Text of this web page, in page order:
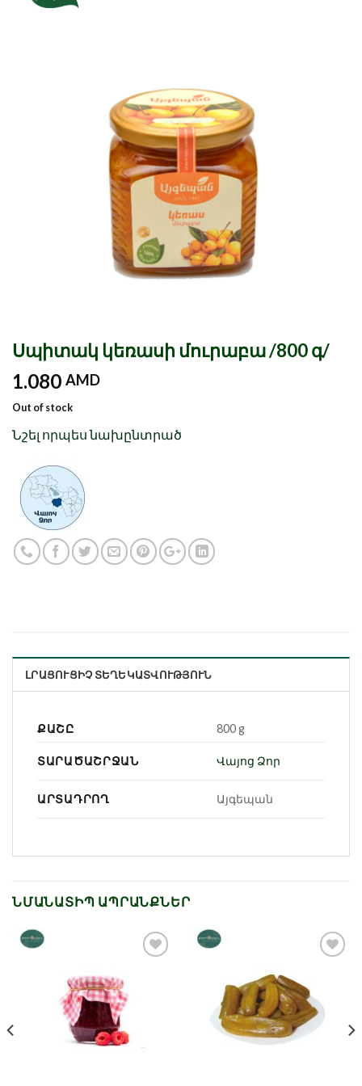
Սպիտակ կեռասի մուրաբա /800 գ/
1.080 AMD
Out of stock
Նշել որպես նախընտրած
ԼՐԱՑՈՒՑԻՉ ՏԵՂԵԿԱՏՎՈՒԹՅՈՒՆ
ՔԱՇԸ 800 g
ՏԱՐԱԾԱՇՐՋԱՆ Վայոց Ձոր
ԱՐՏԱԴՐՈՂ Այգեպան
ՆՄԱՆԱՏԻՊ ԱՊՐԱՆՔՆԵՐ
նախընտրած
նախընտրած